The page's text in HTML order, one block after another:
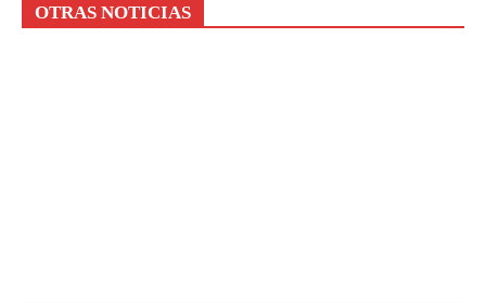
OTRAS NOTICIAS